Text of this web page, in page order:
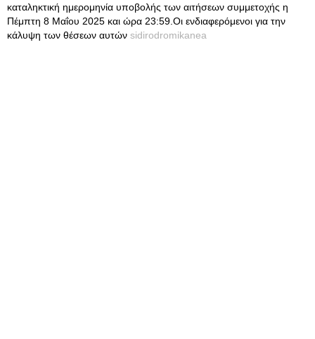
καταληκτική ημερομηνία υποβολής των αιτήσεων συμμετοχής η
Πέμπτη 8 Μαΐου 2025 και ώρα 23:59.Οι ενδιαφερόμενοι για την
κάλυψη των θέσεων αυτών sidirodromikanea